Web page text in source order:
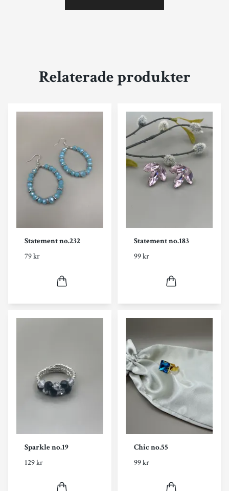
Relaterade produkter
Statement no.232
79 kr
Statement no.183
99 kr
Sparkle no.19
129 kr
Chic no.55
99 kr